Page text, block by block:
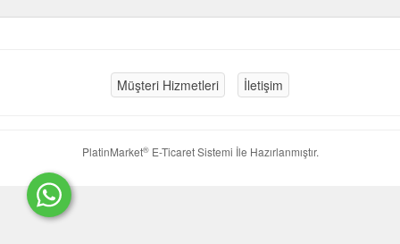
Müşteri Hizmetleri İletişim
PlatinMarket®E-Ticaret Sistemi İle Hazırlanmıştır.